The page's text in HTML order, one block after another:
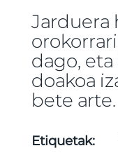
Jarduera
dago,
doakoa
bete arte.
Etiquetak: